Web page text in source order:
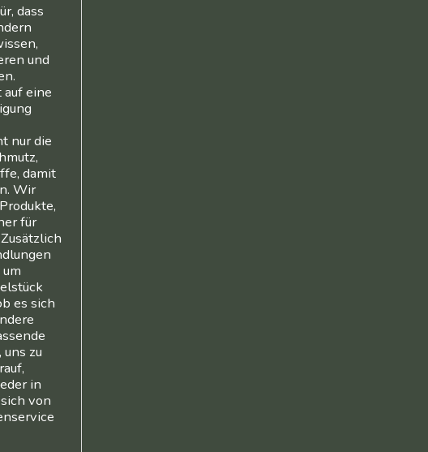
dass
und
eine
nur die
damit
Wir
für
es sich
zu
in
von